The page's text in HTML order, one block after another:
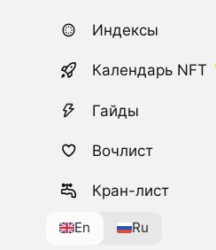
Индексы
Календарь NFT
Гайды
Вочлист
Кран-лист
En Ru